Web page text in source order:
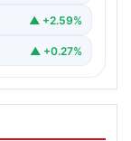
▲ +2.59%
▲ +0.27%